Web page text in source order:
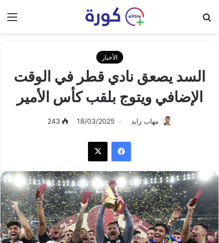
الأخبار
السد يصعق نادي قطر في الوقت
الإضافي ويتوج بلقب كأس الأمير
مهاب زايد 18/03/2025
243
فيسبوك